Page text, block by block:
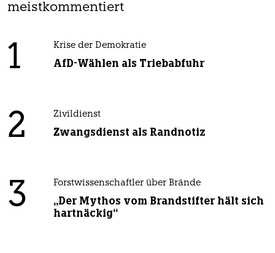
meistkommentiert
1 Krise der Demokratie
AfD-Wählen als Triebabfuhr
2 Zivildienst
Zwangsdienst als Randnotiz
3 Forstwissenschaftler über Brände
„Der Mythos vom Brandstifter hält sich
hartnäckig“